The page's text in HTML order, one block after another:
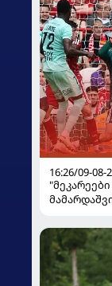
16:26/09-08-